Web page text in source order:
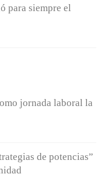
para siempre el
jornada laboral la
de potencias”